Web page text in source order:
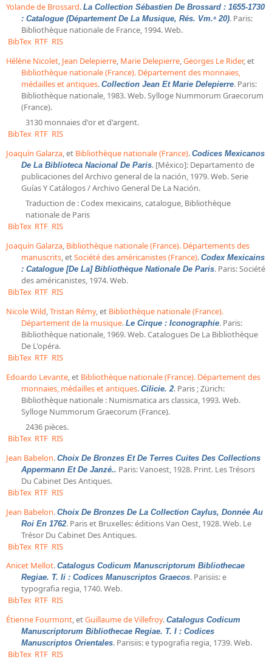
Listes et biographies des directeurs de départements
Implantations de la Bibliothèque nationale de France
Le fil de l'histoire (frise chonologique)
La Bibliothèque nationale de France à livre ouvert
Richelieu, Bibliothèques - Musée - Galeries
Gallica - Son histoire
Dépôt de la Commission de récupération artistique
Appels
Appel à chercheurs : bourse Comité d’histoire de la BnF
Appel à projets
Recherche de sujets de recherche
Faire une suggestion de recherche
Fournir un témoignage et/ou un document
Yolande de Brossard. La Collection Sébastien De Brossard : 1655-1730
: Catalogue (Département De La Musique, Rés. Vm.⁸ 20). Paris:
Bibliothèque nationale de France, 1994. Web.
BibTex RTF RIS
Hélène Nicolet, Jean Delepierre, Marie Delepierre,Georges Le Rider, et
Bibliothèque nationale (France). Département des monnaies,
médailles et antiques. Collection Jean Et Marie Delepierre. Paris:
Bibliothèque nationale, 1983. Web. Sylloge Nummorum Graecorum
(France).
3130 monnaies d'or et d'argent.
BibTex RTF RIS
Joaquín Galarza, et Bibliothèque nationale (France). Codices Mexicanos
De La Biblioteca Nacional De Paris. [México]: Departamento de
publicaciones del Archivo general de la nación, 1979. Web. Serie
Guías Y Catálogos / Archivo General De La Nación.
Traduction de : Codex mexicains, catalogue, Bibliothèque
nationale de Paris
BibTex RTF RIS
Joaquín Galarza, Bibliothèque nationale (France). Départements des
manuscrits, etSociété des américanistes (France). Codex Mexicains
: Catalogue [De La] Bibliothèque Nationale De Paris. Paris: Société
des américanistes, 1974. Web.
BibTex RTF RIS
Nicole Wild,Tristan Rémy, et Bibliothèque nationale (France).
Département de la musique. Le Cirque : Iconographie. Paris:
Bibliothèque nationale, 1969. Web. Catalogues De La Bibliothèque
De L'opéra.
BibTex RTF RIS
Edoardo Levante, et Bibliothèque nationale (France). Département des
monnaies, médailles et antiques. Cilicie. 2. Paris ; Zürich:
Bibliothèque nationale : Numismatica ars classica, 1993. Web.
Sylloge Nummorum Graecorum (France).
2436 pièces.
BibTex RTF RIS
Jean Babelon. Choix De Bronzes Et De Terres Cuites Des Collections
Appermann Et De Janzé.. Paris: Vanoest, 1928. Print. Les Trésors
Du Cabinet Des Antiques.
BibTex RTF RIS
Jean Babelon. Choix De Bronzes De La Collection Caylus, Donnée Au
Roi En 1762. Paris et Bruxelles: éditions Van Oest, 1928. Web. Le
Trésor Du Cabinet Des Antiques.
BibTex RTF RIS
Anicet Mellot. Catalogus Codicum Manuscriptorum Bibliothecae
Regiae. T. Ii : Codices Manuscriptos Graecos. Parisiis: e
typografia regia, 1740. Web.
BibTex RTF RIS
Étienne Fourmont, etGuillaume de Villefroy. Catalogus Codicum
Manuscriptorum Bibliothecae Regiae. T. I : Codices
Manuscriptos Orientales. Parisiis: e typografia regia, 1739. Web.
BibTex RTF RIS